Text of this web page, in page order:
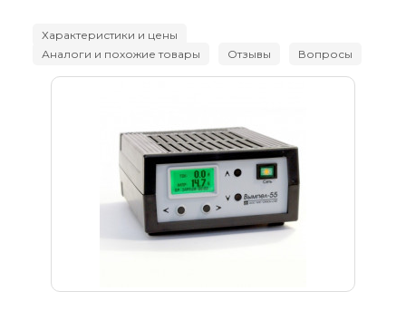
Характеристики и цены
Аналоги и похожие товары
Отзывы Вопросы